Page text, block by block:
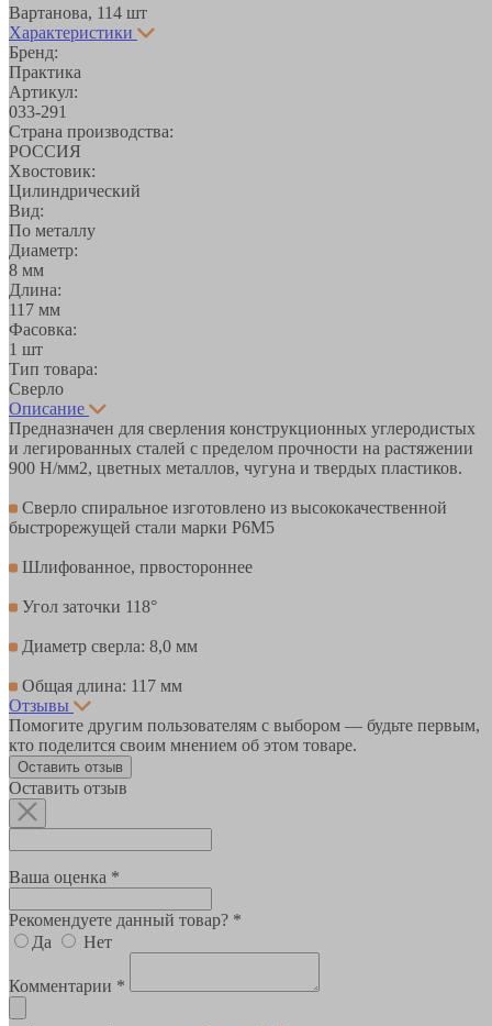
Вартанова, 114 шт
Характеристики
Бренд:
Практика
Артикул:
033-291
Страна производства:
РОССИЯ
Хвостовик:
Цилиндрический
Вид:
По металлу
Диаметр:
8 мм
Длина:
117 мм
Фасовка:
1 шт
Тип товара:
Сверло
Описание
Предназначен для сверления конструкционных углеродистых
и легированных сталей с пределом прочности на растяжении
900 Н/мм2, цветных металлов, чугуна и твердых пластиков.
Сверло спиральное изготовлено из высококачественной
быстрорежущей стали марки Р6М5
Шлифованное, првостороннее
Угол заточки 118°
Диаметр сверла: 8,0 мм
Общая длина: 117 мм
Отзывы
Помогите другим пользователям с выбором — будьте первым,
кто поделится своим мнением об этом товаре.
Оставить отзыв
Оставить отзыв
Ваша оценка *
Рекомендуете данный товар? *
Да
Нет
Комментарии *